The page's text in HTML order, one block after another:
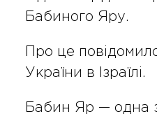
Бабиного Яру.
Про це
України в Ізраїлі.
Бабин Яр — одна